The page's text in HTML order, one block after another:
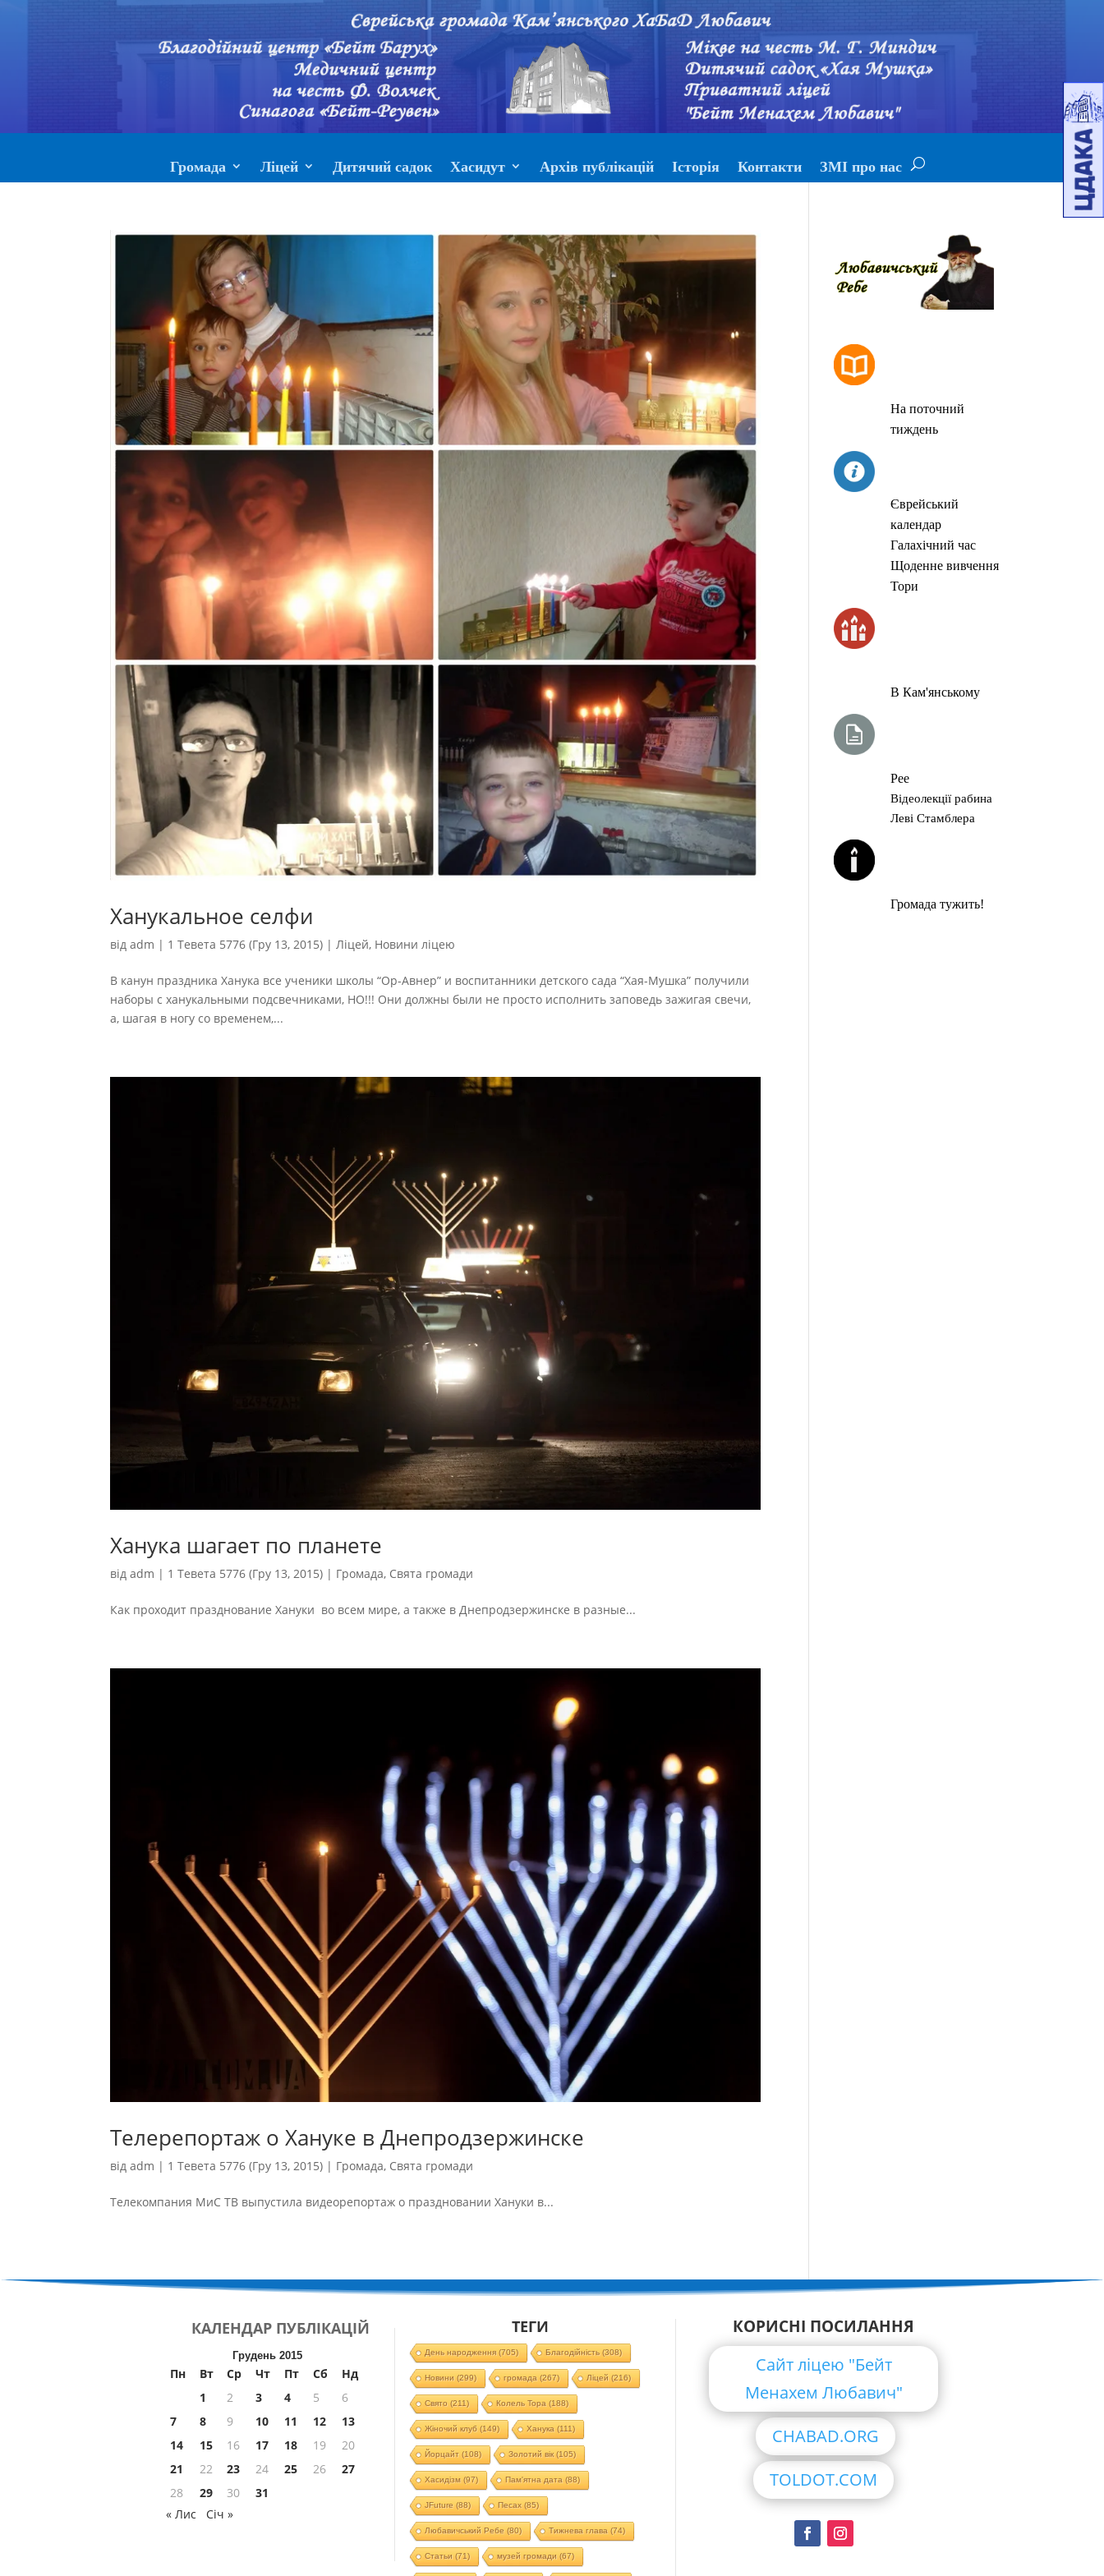
Громада Ліцей Дитячий садок Хасидут Архів публікацій Історія Контакти ЗМІ про нас
Ханукальное селфи
відadm | 1 Тевета 5776 (Гру 13, 2015) | Ліцей, Новини ліцею
В канун праздника Ханука все ученики школы “Ор-Авнер” и воспитанники детского сада “Хая-Мушка” получили
наборы с ханукальными подсвечниками, НО!!! Они должны были не просто исполнить заповедь зажигая свечи,
а, шагая в ногу со временем,...
Ханука шагает по планете
відadm | 1 Тевета 5776 (Гру 13, 2015) | Громада, Свята громади
Как проходит празднование Хануки во всем мире, а также в Днепродзержинске в разные...
Телерепортаж о Хануке в Днепродзержинске
відadm | 1 Тевета 5776 (Гру 13, 2015) | Громада, Свята громади
Телекомпания МиС ТВ выпустила видеорепортаж о праздновании Хануки в...
На поточний
тиждень
Єврейський
календар
Галахічний час
Щоденне вивчення
Тори
В Кам'янському
Рее
Відеолекції рабина
Леві Стамблера
Громада тужить!
КАЛЕНДАР ПУБЛІКАЦІЙ
Грудень 2015
Пн Вт Ср Чт Пт Сб
Нд
1
2 3 4 5
6
7
8 9 10 11 12
13
14
15 16 17 18 19
20
21
22 23 24 25 26
27
28
29 30
31
« Лис
Січ »
ТЕГИ
День народження(705) Благодійність(308)
Новини (299) громада (267) Ліцей (216)
Свято (211) Колель Тора (188)
Жіночий клуб (149) Ханука (111)
Йорцайт (108) Золотий вік(105)
Хасидізм (97) Пам'ятна дата (88)
JFuture (88) Песах(85)
Любавичський Ребе (80) Тижнева глава (74)
Статьи (71) музей громади (67)
КОРИСНІ ПОСИЛАННЯ
Сайт ліцею "Бейт
Менахем Любавич"
CHABAD.ORG
TOLDOT.COM